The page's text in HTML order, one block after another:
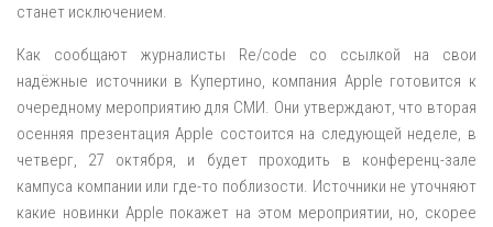
станет исключением.
Как сообщают журналисты Re/code со ссылкой на свои
надёжные источники в Купертино, компания Apple готовится к
очередному мероприятию для СМИ. Они утверждают, что вторая
осенняя презентация Apple состоится на следующей неделе, в
четверг, 27 октября, и будет проходить в конференц-зале
кампуса компании или где-то поблизости. Источники не уточняют
какие новинки Apple покажет на этом мероприятии, но, скорее